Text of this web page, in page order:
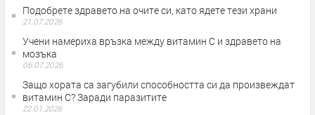
Подобрете здравето на очите си, като ядете тези храни
21.07.2026
Учени намериха връзка между витамин С и здравето на
мозъка
06.07.2026
Защо хората са загубили способността си да произвеждат
витамин C? Заради паразитите
22.01.2026